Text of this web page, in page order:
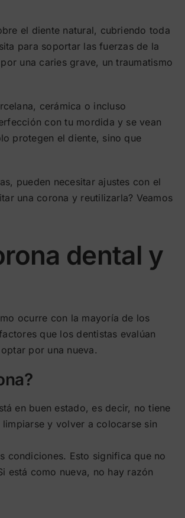
el diente natural, cubriendo toda
para soportar las fuerzas de la
una caries grave, un traumatismo
cerámica o incluso
con tu mordida y se vean
protegen el diente, sino que
pueden necesitar ajustes con el
una corona y reutilizarla? Veamos
dental y
ocurre con la mayoría de los
que los dentistas evalúan
por una nueva.
en buen estado, es decir, no tiene
y volver a colocarse sin
condiciones. Esto significa que no
está como nueva, no hay razón